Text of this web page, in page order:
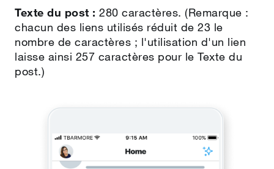
Texte du post : 280 caractères. (Remarque :
chacun des liens utilisés réduit de 23 le
nombre de caractères ; l'utilisation d'un lien
laisse ainsi 257 caractères pour le Texte du
post.)